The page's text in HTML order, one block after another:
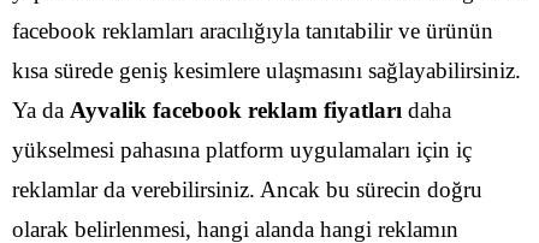
facebook reklamları aracılığıyla tanıtabilir ve ürünün
kısa sürede geniş kesimlere ulaşmasını sağlayabilirsiniz.
Ya da Ayvalik facebook reklam fiyatları daha
yükselmesi pahasına platform uygulamaları için iç
reklamlar da verebilirsiniz. Ancak bu sürecin doğru
olarak belirlenmesi, hangi alanda hangi reklamın